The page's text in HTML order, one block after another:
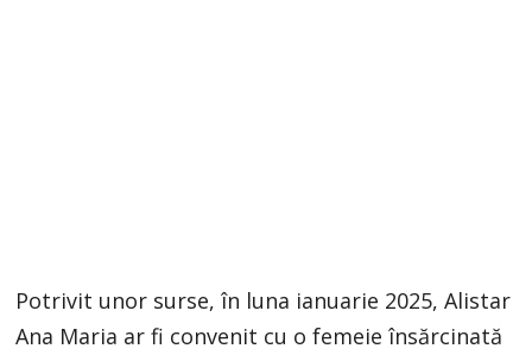
Potrivit unor surse, în luna ianuarie 2025, Alistar
Ana Maria ar fi convenit cu o femeie însărcinată